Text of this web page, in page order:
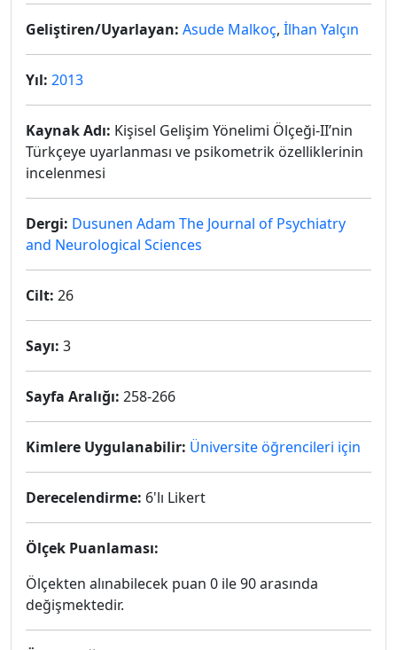
Geliştiren/Uyarlayan: Asude Malkoç, İlhan Yalçın
Yıl: 2013
Kaynak Adı: Kişisel Gelişim Yönelimi Ölçeği-II’nin
Türkçeye uyarlanması ve psikometrik özelliklerinin
incelenmesi
Dergi: Dusunen Adam The Journal of Psychiatry
and Neurological Sciences
Cilt: 26
Sayı: 3
Sayfa Aralığı: 258-266
Kimlere Uygulanabilir: Üniversite öğrencileri için
Derecelendirme: 6'lı Likert
Ölçek Puanlaması:
Ölçekten alınabilecek puan 0 ile 90 arasında
değişmektedir.